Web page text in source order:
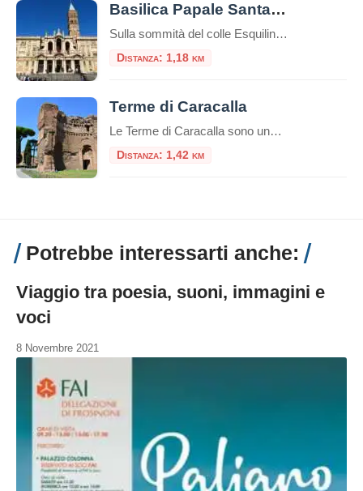
Basilica Papale Santa Maria Maggiore
Sulla sommità del colle Esquilino sorge la Basilica di Santa Maria Maggiore (o Basilica Liberiana), una delle quattro basiliche papali di Roma. Secondo la leggenda papa Liberio costruì una chiesa nel luogo, in cui, nella notte tra il 4 ed il 5 agosto del 358, sarebbe apparsa la neve sul colle dell’Esquilino, un evento miracoloso […]
Distanza: 1,18 km
Terme di Caracalla
Le Terme di Caracalla sono uno dei siti archeologici più importanti e impressionanti di Roma, Italia.Queste terme furono costruite durante il regno dell’imperatore romano Caracalla, il cui nome è associato al loro nome.La costruzione delle Terme di Caracalla iniziò nel 212 d.C. e fu completata nel 216 d.C. durante i regni degli imperatori Settimio Severo […]
Distanza: 1,42 km
Potrebbe interessarti anche:
Viaggio tra poesia, suoni, immagini e
voci
8 Novembre 2021